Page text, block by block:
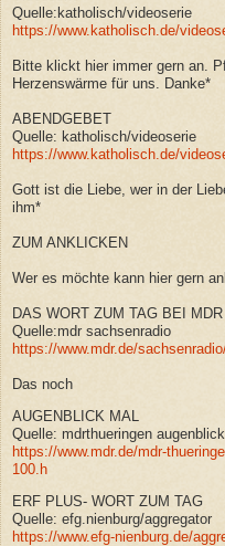
Quelle:katholisch/videoserie
https://www.katholisch.de/
Bitte klickt hier immer gern an.
Herzenswärme für uns. Danke*
ABENDGEBET
Quelle: katholisch/videoserie
https://www.katholisch.de/
Gott ist die Liebe, wer in der
ihm*
ZUM ANKLICKEN
Wer es möchte kann hier gern
DAS WORT ZUM TAG BEI
Quelle:mdr sachsenradio
https://www.mdr.de/
Das noch
AUGENBLICK MAL
Quelle: mdrthueringen
https://www.mdr.de/mdr-
100.h
ERF PLUS- WORT ZUM TAG
Quelle: efg.nienburg/aggregator
https://www.efg-nienburg.de/